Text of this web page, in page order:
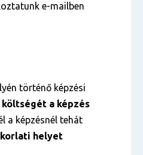
e-mailben
történő képzési
költségét a képzés
a képzésnél tehát
helyet